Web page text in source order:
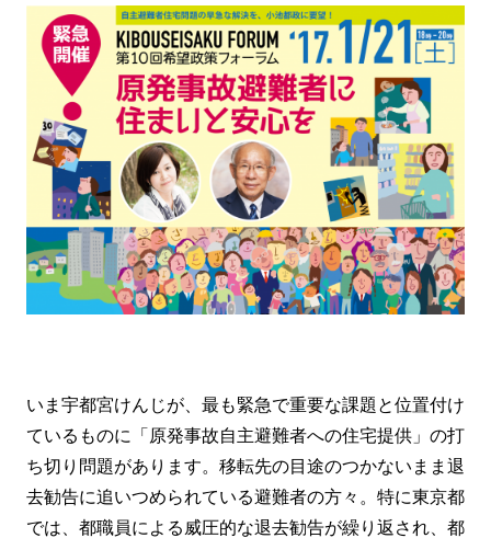
いま宇都宮けんじが、最も緊急で重要な課題と位置付け
ているものに「原発事故自主避難者への住宅提供」の打
ち切り問題があります。移転先の目途のつかないまま退
去勧告に追いつめられている避難者の方々。特に東京都
では、都職員による威圧的な退去勧告が繰り返され、都